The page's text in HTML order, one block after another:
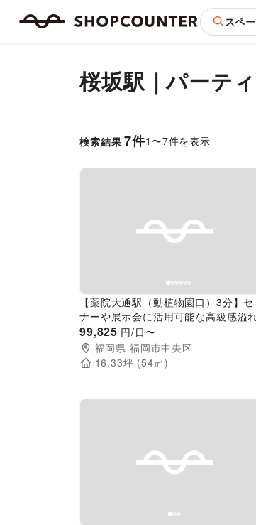
スペ
桜坂駅｜パーテ
検索結果 7件1 〜7件を表示
Previous slide
【薬院大通駅（動植物園口）3分】セ
ナーや展示会に活用可能な高級感溢
イベントスペース
99,825 円/日〜
福岡県 福岡市中央区
16.33坪 (54㎡)
Previous slide